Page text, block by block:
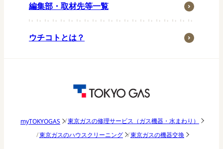
子育て・家族
パッチョ日記
編集部・取材先等一覧
ウチコトとは？
myTOKYOGAS
東京ガスの修理サービス（ガス機器・水まわり）
東京ガスのハウスクリーニング
東京ガスの機器交換